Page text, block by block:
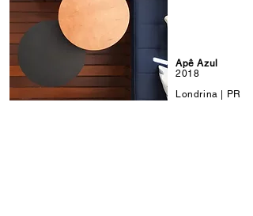
Apê Azul
2018
Londrina | PR